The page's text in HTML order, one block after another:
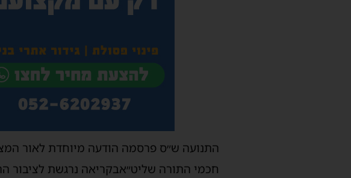
התנועה ש״ס פרסמה הודעה מיוחדת לאור
חכמי התורה שליט״אבקריאה נרגשת לציבור